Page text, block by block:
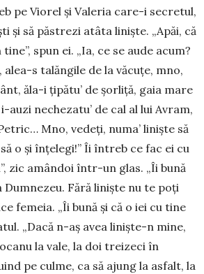
pe Viorel și Valeria care-i secretul,
și să păstrezi atâta liniște. „Apăi, că
spun ei. „Ia, ce se aude acum?
s ta­lăngile de la văcuțe, mno,
ăla-i țipătu’ de șorliță, gaia mare
auzi neche­zatu’ de cal al lui Avram,
Mno, vedeți, numa’ liniște să
să o și în­țe­legi!” Îi întreb ce fac ei cu
zic a­mân­doi într-un glas. „Îi bună
Fără li­niș­te nu te poți
fe­meia. „Îi bună și că o iei cu tine
„Dacă n-aș avea liniște-n mine,
la vale, la doi treizeci în
pe culme, ca să ajung la asfalt, la